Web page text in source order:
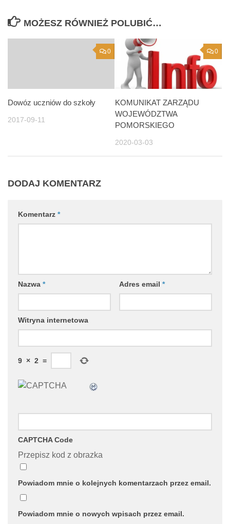
MOŻESZ RÓWNIEŻ POLUBIĆ…
0
Dowóz uczniów do szkoły
2017-09-11
0
KOMUNIKAT ZARZĄDU
WOJEWÓDZTWA
POMORSKIEGO
2020-03-03
DODAJ KOMENTARZ
Komentarz *
Nazwa * Adres email *
Witryna internetowa
9 × 2 =
CAPTCHA Code
Przepisz kod z obrazka
Powiadom mnie o kolejnych komentarzach przez email.
Powiadom mnie o nowych wpisach przez email.